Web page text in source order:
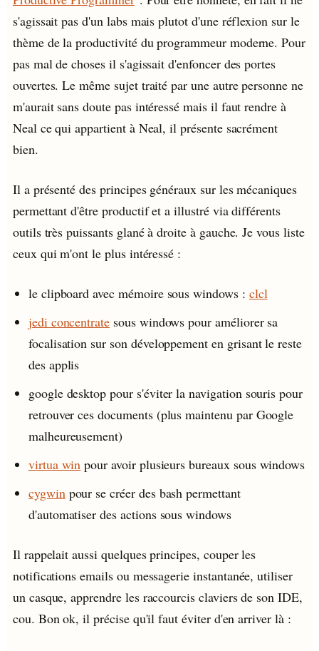
s'agissait pas d'un labs mais plutot d'une réflexion sur le
thème de la productivité du programmeur moderne. Pour
pas mal de choses il s'agissait d'enfoncer des portes
ouvertes. Le même sujet traité par une autre personne ne
m'aurait sans doute pas intéressé mais il faut rendre à
Neal ce qui appartient à Neal, il présente sacrément
bien.
Il a présenté des principes généraux sur les mécaniques
permettant d'être productif et a illustré via différents
outils très puissants glané à droite à gauche. Je vous liste
ceux qui m'ont le plus intéressé :
le clipboard avec mémoire sous windows : clcl
jedi concentrate sous windows pour améliorer sa
focalisation sur son développement en grisant le reste
des applis
google desktop pour s'éviter la navigation souris pour
retrouver ces documents (plus maintenu par Google
malheureusement)
virtua win pour avoir plusieurs bureaux sous windows
cygwinpour se créer des bash permettant
d'automatiser des actions sous windows
Il rappelait aussi quelques principes, couper les
notifications emails ou messagerie instantanée, utiliser
un casque, apprendre les raccourcis claviers de son IDE,
cou. Bon ok, il précise qu'il faut éviter d'en arriver là :